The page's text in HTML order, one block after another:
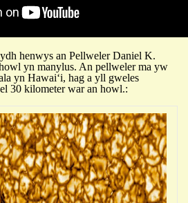
henwys an PellwelerDaniel K.
yn manylus. An pellweler ma yw
yn Hawaiʻi, hag a yll gweles
30 kilometer war an howl.: